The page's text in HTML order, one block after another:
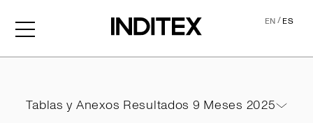
EN/ES
Tablas y Anexos Resultados 9 Meses 2025